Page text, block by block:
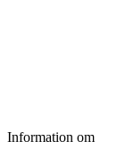
Information om